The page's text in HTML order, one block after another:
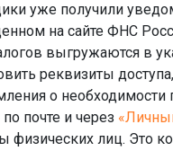
уже получили
на сайте ФНС
выгружаются в
реквизиты
о
почте и через
лиц. Это